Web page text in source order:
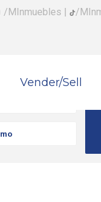
/MInmuebles | /
Vender/Sell